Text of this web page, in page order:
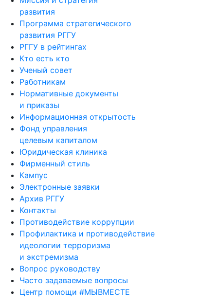
развития
Программа стратегического
развития РГГУ
РГГУ в рейтингах
Кто есть кто
Ученый совет
Работникам
Нормативные документы
и приказы
Информационная открытость
Фонд управления
целевым капиталом
Юридическая клиника
Фирменный стиль
Кампус
Электронные заявки
Архив РГГУ
Контакты
Противодействие коррупции
Профилактика и противодействие
идеологии терроризма
и экстремизма
Вопрос руководству
Часто задаваемые вопросы
Центр помощи #МЫВМЕСТЕ